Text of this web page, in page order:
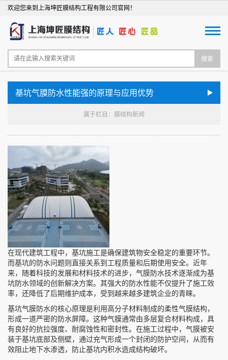
欢迎您来到上海坤匠膜结构工程有限公司官网！
搜索
基坑气膜防水性能强的原理与应用优势
属于栏目：膜结构新闻
在现代建筑工程中，基坑施工是确保建筑物安全稳定的重要环节。
而基坑的防水问题则直接关系到工程质量和后期使用安全。近年
来，随着科技的发展和材料技术的进步，气膜防水技术逐渐成为基
坑防水领域的创新解决方案。其强大的防水性能不仅提升了施工效
率，还降低了后期维护成本，受到越来越多建筑企业的青睐。
基坑气膜防水的核心原理是利用高分子材料制成的柔性气膜结构，
形成一道严密的防水屏障。这种气膜通常由多层复合材料构成，具
有良好的抗拉强度、耐腐蚀性和密封性。在施工过程中，气膜被安
装于基坑底部及侧壁，通过充气形成一个封闭的防护空间，从而有
效阻止地下水渗透，防止基坑内积水造成结构破坏。